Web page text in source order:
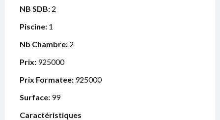
NB SDB: 2
Piscine: 1
Nb Chambre: 2
Prix: 925000
Prix Formatee: 925000
Surface: 99
Caractéristiques